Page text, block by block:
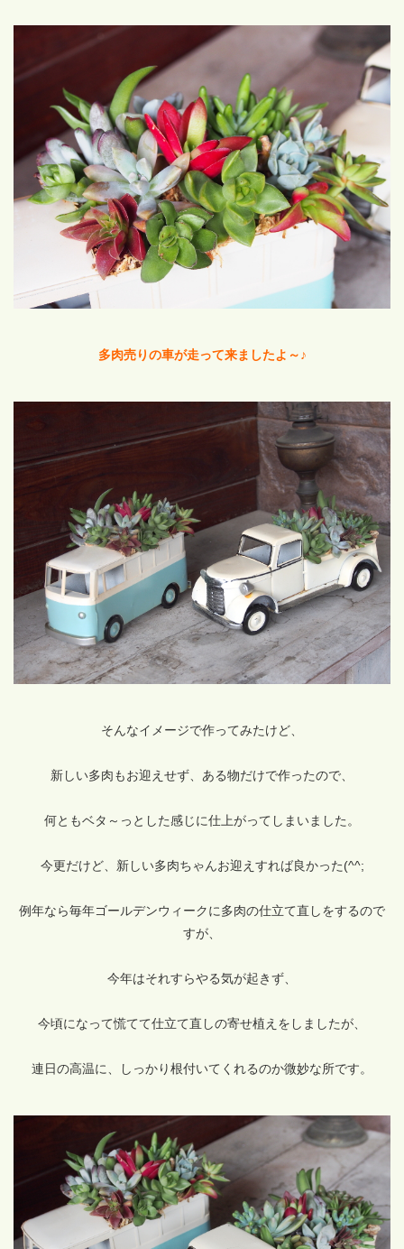
多肉売りの車が走って来ましたよ～♪
そんなイメージで作ってみたけど、
新しい多肉もお迎えせず、ある物だけで作ったので、
何ともベタ～っとした感じに仕上がってしまいました。
今更だけど、新しい多肉ちゃんお迎えすれば良かった(^^;
例年なら毎年ゴールデンウィークに多肉の仕立て直しをするので
すが、
今年はそれすらやる気が起きず、
今頃になって慌てて仕立て直しの寄せ植えをしましたが、
連日の高温に、しっかり根付いてくれるのか微妙な所です。